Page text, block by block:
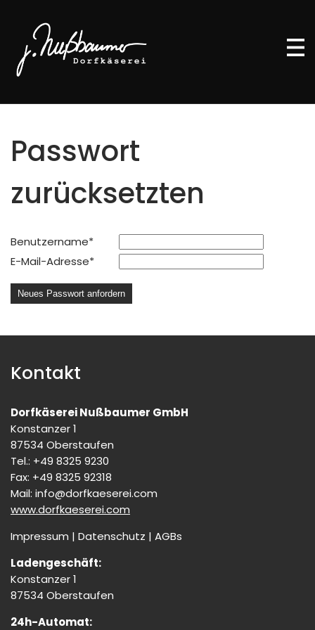
Passwort
zurücksetzten
Pflichtfeld
Benutzername*
Pflichtfeld
E-Mail-Adresse*
Neues Passwort anfordern
Kontakt
Dorfkäserei Nußbaumer GmbH
Konstanzer 1
87534 Oberstaufen
Tel.: +49 8325 9230
Fax: +49 8325 92318
Mail: info@dorfkaeserei.com
www.dorfkaeserei.com
Impressum | Datenschutz | AGBs
Ladengeschäft:
Konstanzer 1
87534 Oberstaufen
24h-Automat: